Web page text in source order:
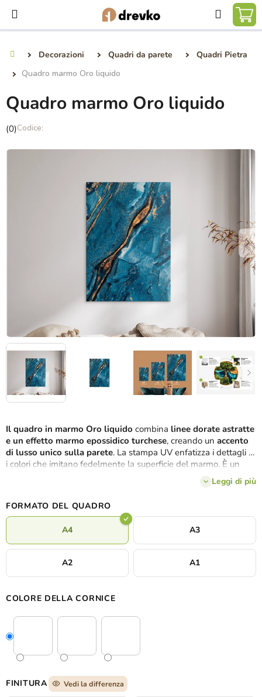
contenuto
Ricerca
Decorazioni Quadri da parete
Quadri Pietra
Quadro marmo Oro liquido
Il quadro in marmo Oro liquido combina linee dorate astratte
e un effetto marmo epossidico turchese, creando un accento
di lusso unico sulla parete. La stampa UV enfatizza i dettagli e
i colori che imitano fedelmente la superficie del marmo. È un
che dona luminosità,
La scelta ideale
Leggi di più
FORMATO DEL QUADRO
A4 A3
A2 A1
COLORE DELLA CORNICE
FINITURA Vedi la differenza
Quadro marmo Oro liquido
La
media
(0)